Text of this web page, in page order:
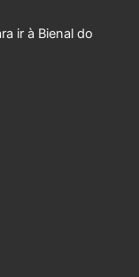
ir à Bienal do